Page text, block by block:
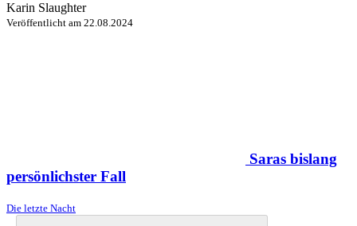
Karin Slaughter
Veröffentlicht am 22.08.2024
Saras bislang
persönlichster Fall
Die letzte Nacht